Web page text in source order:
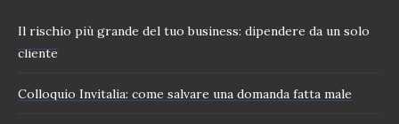
Il rischio più grande del tuo business: dipendere da un solo
cliente
Colloquio Invitalia: come salvare una domanda fatta male